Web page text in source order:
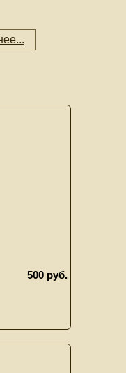
500 руб.